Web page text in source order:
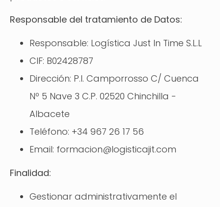
Responsable del tratamiento de Datos:
Responsable: Logística Just In Time S.L.L
CIF: B02428787
Dirección: P.I. Camporrosso C/ Cuenca
Nº 5 Nave 3 C.P. 02520 Chinchilla -
Albacete
Teléfono: +34 967 26 17 56
Email: formacion@logisticajit.com
Finalidad:
Gestionar administrativamente el